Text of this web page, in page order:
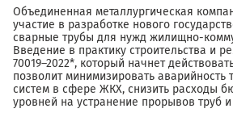
Объединенная металлургическая
участие в разработке нового
сварные трубы для нужд жилищно-
Введение в практику строительства и
70019–2022*, который начнет
позволит минимизировать аварийность
систем в сфере ЖКХ, снизить расходы
уровней на устранение прорывов труб